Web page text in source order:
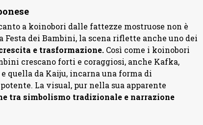
a koinobori dalle fattezze mostruose non è
dei Bambini, la scena riflette anche uno dei
e trasformazione.Così come i koinobori
crescano forti e coraggiosi, anche Kafka,
quella da Kaiju, incarna una forma di
La visual, pur nella sua apparente
tra simbolismo tradizionale e narrazione